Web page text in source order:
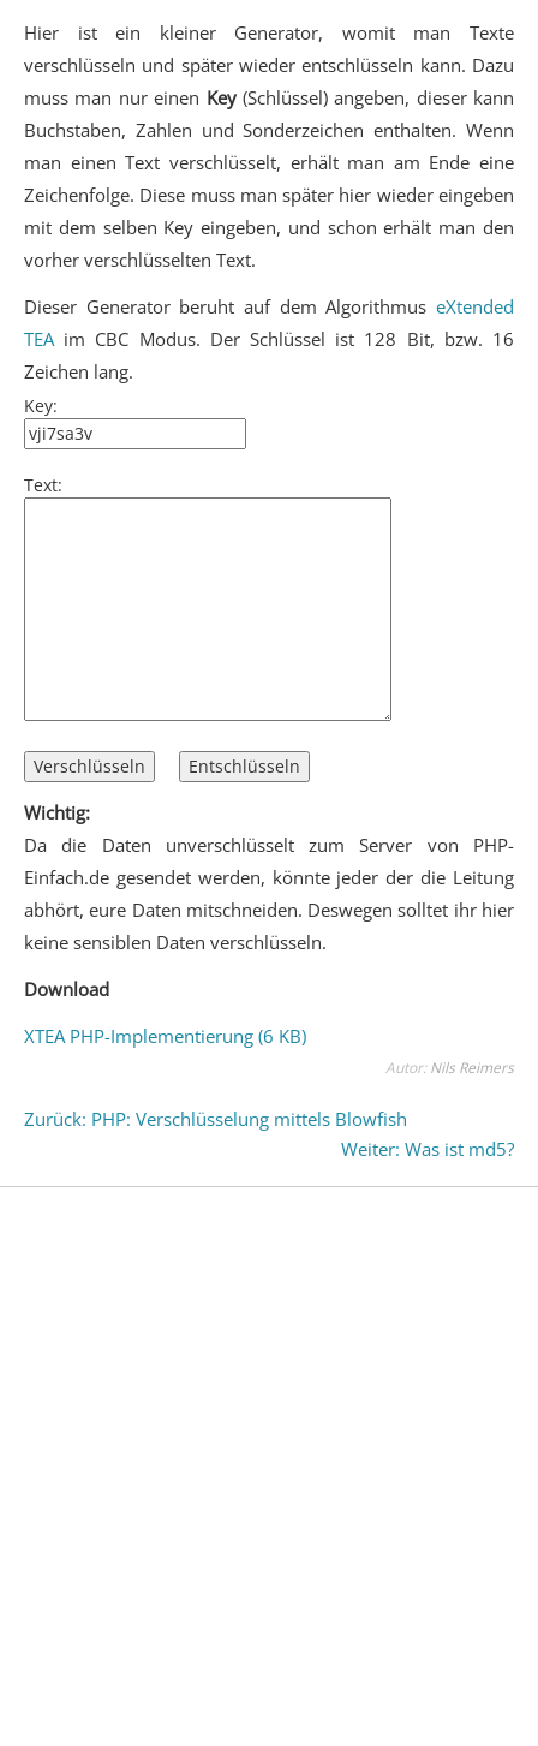
Hier ist ein kleiner Generator, womit man Texte
verschlüsseln und später wieder entschlüsseln kann. Dazu
muss man nur einen Key(Schlüssel) angeben, dieser kann
Buchstaben, Zahlen und Sonderzeichen enthalten. Wenn
man einen Text verschlüsselt, erhält man am Ende eine
Zeichenfolge. Diese muss man später hier wieder eingeben
mit dem selben Key eingeben, und schon erhält man den
vorher verschlüsselten Text.
Dieser Generator beruht auf dem Algorithmus eXtended
TEAim CBC Modus. Der Schlüssel ist 128 Bit, bzw. 16
Zeichen lang.
Key:
Text:
Wichtig:
Da die Daten unverschlüsselt zum Server von PHP-
Einfach.de gesendet werden, könnte jeder der die Leitung
abhört, eure Daten mitschneiden. Deswegen solltet ihr hier
keine sensiblen Daten verschlüsseln.
Download
XTEA PHP-Implementierung (6 KB)
Autor:Nils Reimers
Zurück: PHP: Verschlüsselung mittels Blowfish
Weiter: Was ist md5?